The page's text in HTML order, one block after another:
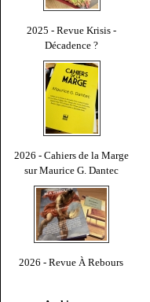
2025 - Revue Krisis -
Décadence ?
2026 - Cahiers de la Marge
sur Maurice G. Dantec
2026 - Revue À Rebours